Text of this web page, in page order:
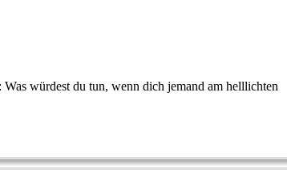
würdest du tun, wenn dich jemand am helllichten